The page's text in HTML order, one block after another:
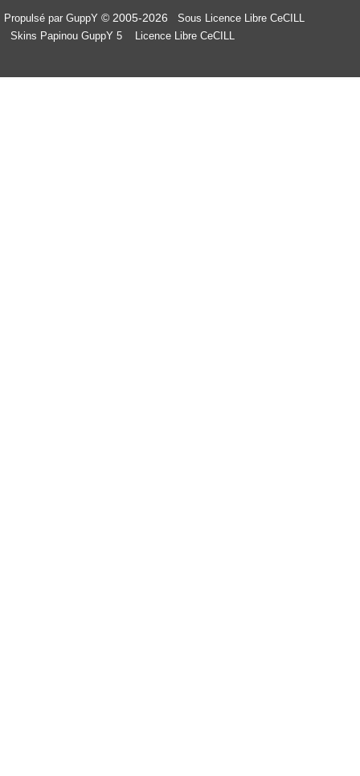
Propulsé par GuppY © 2005-2026
Sous Licence Libre CeCILL
Skins Papinou GuppY 5
Licence Libre CeCILL